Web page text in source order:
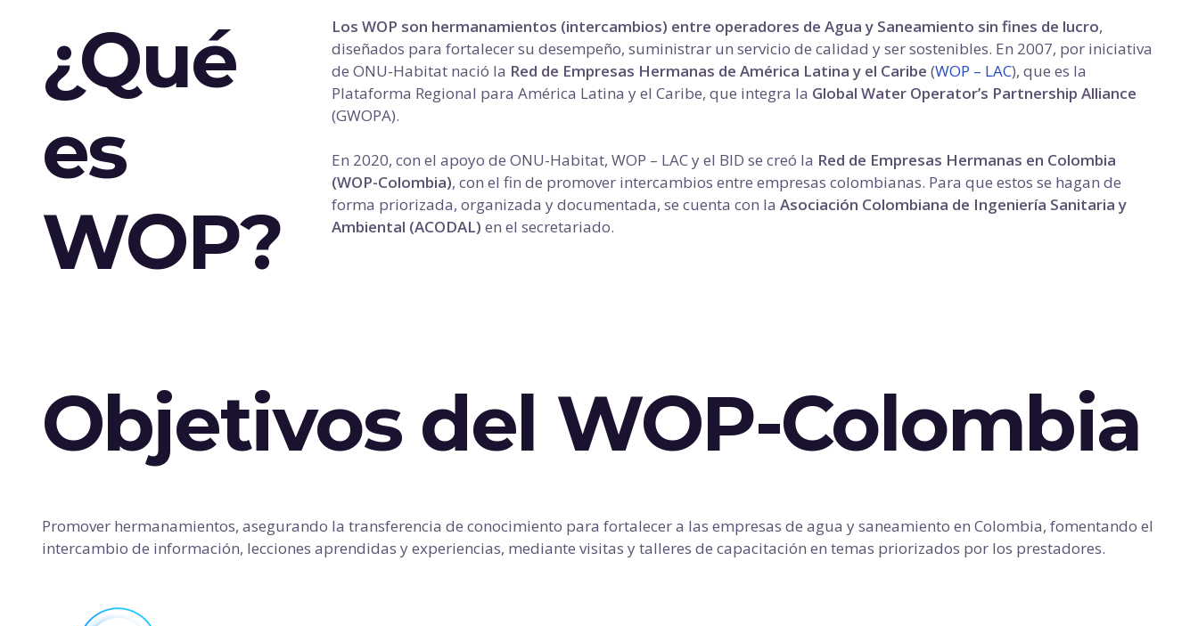
¿Qué
es
WOP?
Los WOP son hermanamientos (intercambios) entre operadores de Agua y Saneamiento sin fines de lucro,
diseñados para fortalecer su desempeño, suministrar un servicio de calidad y ser sostenibles. En 2007, por iniciativa
de ONU-Habitat nació la Red de Empresas Hermanas de América Latina y el Caribe (WOP – LAC), que es la
Plataforma Regional para América Latina y el Caribe, que integra la Global Water Operator’s Partnership Alliance
(GWOPA).
En 2020, con el apoyo de ONU-Habitat, WOP – LAC y el BID se creó la Red de Empresas Hermanas en Colombia
(WOP-Colombia), con el fin de promover intercambios entre empresas colombianas. Para que estos se hagan de
forma priorizada, organizada y documentada, se cuenta con laAsociación Colombiana de Ingeniería Sanitaria y
Ambiental (ACODAL) en el secretariado.
Objetivos del WOP-Colombia
Promover hermanamientos, asegurando la transferencia de conocimiento para fortalecer a las empresas de agua y saneamiento en Colombia, fomentando el
intercambio de información, lecciones aprendidas y experiencias, mediante visitas y talleres de capacitación en temas priorizados por los prestadores.